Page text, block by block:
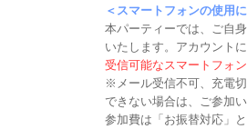
＜スマートフォンの使用
本パーティーでは、ご自
いたします。アカウント
受信可能なスマートフォ
※メール受信不可、充電
できない場合は、ご参加
参加費は「お振替対応」